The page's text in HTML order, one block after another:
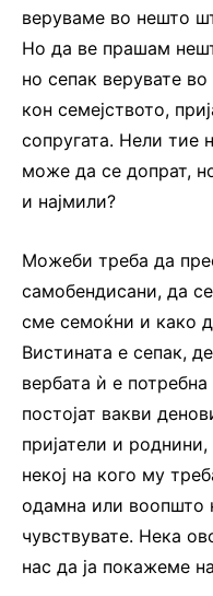
веруваме во нешто
Но да ве прашам
но сепак верувате во
кон семејството,
сопругата. Нели тие
може да се допрат,
и најмили?
Можеби треба да
самобендисани, да
сме семоќни и како
Вистината е сепак,
вербата ѝ е
постојат вакви
пријатели и
некој на кого му
одамна или воопшто
чувствувате. Нека
нас да ја покажеме